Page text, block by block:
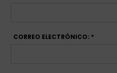
CORREO ELECTRÓNICO: *